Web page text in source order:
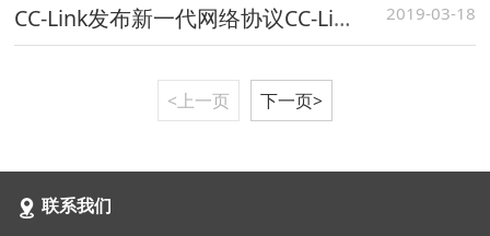
CC-Link发布新一代网络协议CC-Link IE TSN 2019-03-18
<上一页 下一页>
联系我们